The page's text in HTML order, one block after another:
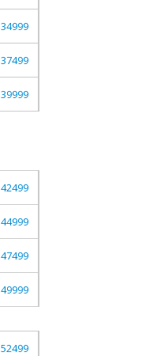
34999
37499
39999
42499
44999
47499
49999
52499